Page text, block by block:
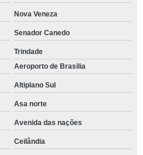
Nova Veneza
Senador Canedo
Trindade
Aeroporto de Brasilia
Altiplano Sul
Asa norte
Avenida das nações
Ceilândia